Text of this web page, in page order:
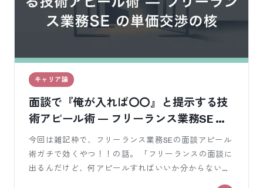
キャリア論
面談で『俺が入れば〇〇』と提示する技
術アピール術 — フリーランス業務SE の
単価交渉の核
今回は雑記枠で、フリーランス業務SEの面談アピール
術ガチで効くやつ！！の話。 「フリーランスの面談に
出るんだけど、何アピールすればいいか分からない」